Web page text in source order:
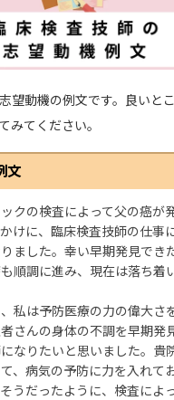
望動機の例文です。良いと
みてください。
文
クの検査によって父の癌が
けに、臨床検査技師の仕事
ました。幸い早期発見でき
順調に進み、現在は落ち着
私は予防医療の力の偉大さ
さんの身体の不調を早期発
なりたいと思いました。貴
、病気の予防に力を入れて
うだったように、検査によ